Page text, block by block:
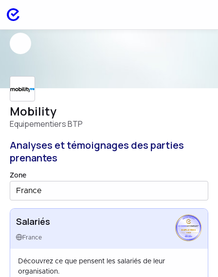
Mobility
Equipementiers BTP
Analyses et témoignages des parties
prenantes
Zone
France
Salariés
France
EMPLOYEES
FRANCE
SEP 2025
Découvrez ce que pensent les salariés de leur
organisation.